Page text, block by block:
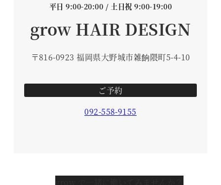
平日 9:00-20:00 / 土日祝 9:00-19:00
grow HAIR DESIGN
〒816-0923 福岡県大野城市雑餉隈町5-4-10
ご予約
092-558-9155